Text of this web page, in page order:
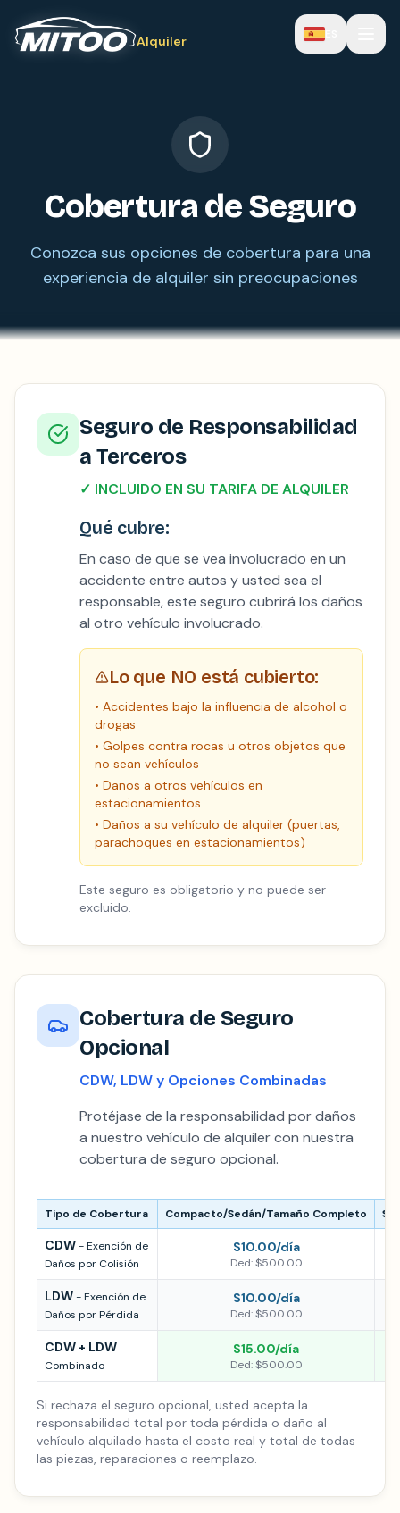
Alquiler
Cobertura de Seguro
Conozca sus opciones de cobertura para una
experiencia de alquiler sin preocupaciones
Seguro de Responsabilidad
a Terceros
✓ INCLUIDO EN SU TARIFA DE ALQUILER
Qué cubre:
En caso de que se vea involucrado en un
accidente entre autos y usted sea el
responsable, este seguro cubrirá los daños
al otro vehículo involucrado.
Lo que NO está cubierto:
• Accidentes bajo la influencia de alcohol o
drogas
• Golpes contra rocas u otros objetos que
no sean vehículos
• Daños a otros vehículos en
estacionamientos
• Daños a su vehículo de alquiler (puertas,
parachoques en estacionamientos)
Este seguro es obligatorio y no puede ser
excluido.
Cobertura de Seguro
Opcional
CDW, LDW y Opciones Combinadas
Protéjase de la responsabilidad por daños
a nuestro vehículo de alquiler con nuestra
cobertura de seguro opcional.
Tipo de Cobertura Compacto/Sedán/Tamaño Completo
CDW-Exención de
Daños por Colisión
$10.00/día
Ded: $500.00
LDW-Exención de
Daños por Pérdida
$10.00/día
Ded: $500.00
CDW + LDW
Combinado
$15.00/día
Ded: $500.00
Si rechaza el seguro opcional, usted acepta la
responsabilidad total por toda pérdida o daño al
vehículo alquilado hasta el costo real y total de todas
las piezas, reparaciones o reemplazo.